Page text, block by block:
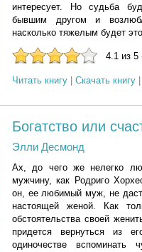
интересует. Но судьба
бывшим другом и
насколько тяжелым будет
4.1 из 5
Читать книгу Скачать книгу
Богатство или
Элли Десмонд
Ах, до чего же нелегко
мужчину, как Родриго
он, ее любимый муж, не даст
настоящей женой. Как
обстоятельства своей
придется вернуться из
одиночестве вспоминать